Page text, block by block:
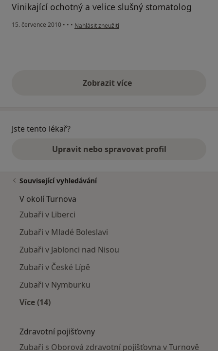
Vinikající ochotný a velice slušný stomatolog
15. července 2010 • • • podle názoru uživatele Pacient
Nahlásit zneužití
Zobrazit vícevýše uvedené názory
Jste tento lékař?
Upravit nebo spravovat profil
Související vyhledávání
V okolí Turnova
Zubaři v Liberci
Zubaři v Mladé Boleslavi
Zubaři v Jablonci nad Nisou
Zubaři v České Lípě
Zubaři v Nymburku
Více (14)
Zdravotní pojišťovny
Zubaři s Oborová zdravotní pojišťovna v Turnově